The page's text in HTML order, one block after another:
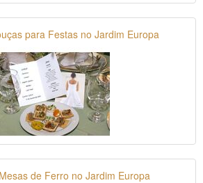
para Festas no Jardim Europa
de Ferro no Jardim Europa